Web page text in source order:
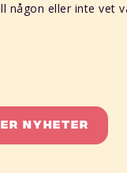
någon eller inte vet
NYHETER